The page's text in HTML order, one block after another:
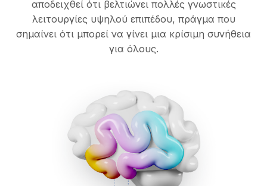
αποδειχθεί ότι βελτιώνει πολλές γνωστικές
λειτουργίες υψηλού επιπέδου, πράγμα που
σημαίνει ότι μπορεί να γίνει μια κρίσιμη συνήθεια
για όλους.